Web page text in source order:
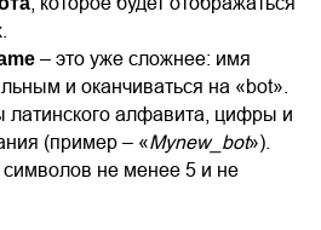
– это уже сложнее: имя
и оканчиваться на «bot».
латинского алфавита, цифры и
(пример – «Mynew_bot»).
не менее 5 и не